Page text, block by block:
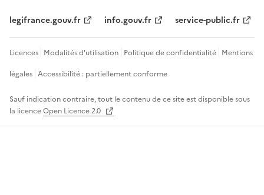
legifrance.gouv.fr info.gouv.fr service-public.fr
Licences Modalités d'utilisation Politique de confidentialité Mentions
légales Accessibilité : partiellement conforme
Sauf indication contraire, tout le contenu de ce site est disponible sous
la licenceOpen Licence 2.0